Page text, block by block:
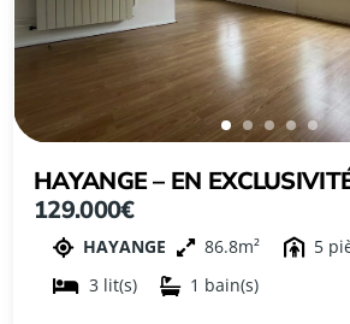
HAYANGE – EN
APPARTEMENT 5 PIÈCES
À HAYANGE
129.000€
HAYANGE 86.8
5
3
1